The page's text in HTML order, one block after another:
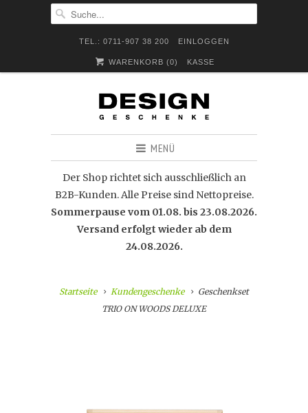
TEL.: 0711-907 38 200 EINLOGGEN
WARENKORB (0) KASSE
MENÜ
Der Shop richtet sich ausschließlich an
B2B-Kunden. Alle Preise sind Nettopreise.
Sommerpause vom 01.08. bis 23.08.2026.
Versand erfolgt wieder ab dem
24.08.2026.
Startseite Kundengeschenke
Geschenkset
TRIO ON WOODS DELUXE